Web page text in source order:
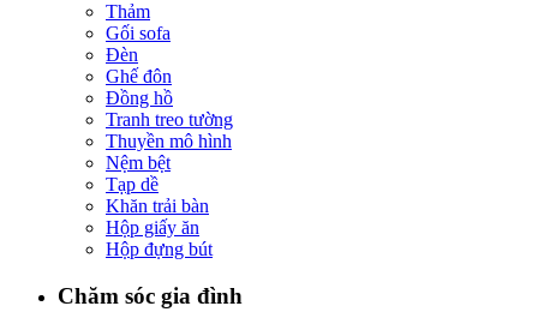
Thảm
Gối sofa
Đèn
Ghế đôn
Đồng hồ
Tranh treo tường
Thuyền mô hình
Nệm bệt
Tạp dề
Khăn trải bàn
Hộp giấy ăn
Hộp đựng bút
Chăm sóc gia đình